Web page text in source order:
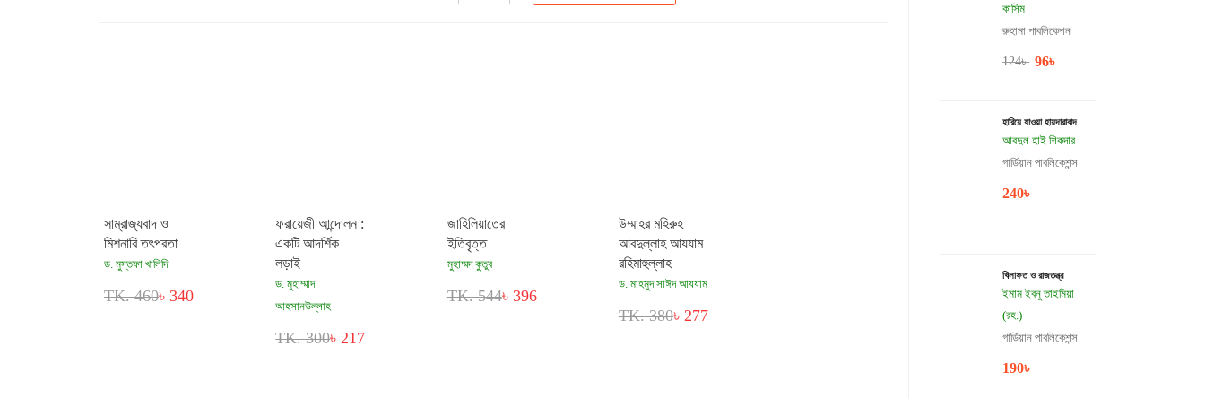
কাসিম
রুহামা পাবলিকেশন
124৳ 96৳
হারিয়ে যাওয়া হায়দারাবাদ
আবদুল হাই শিকদার
গার্ডিয়ান পাবলিকেশন্স
240৳
খিলাফত ও রাজতন্ত্র
ইমাম ইবনু তাইমিয়া
(রহ.)
গার্ডিয়ান পাবলিকেশন্স
190৳
সাম্রাজ্যবাদ ও
মিশনারি তৎপরতা
ড. মুস্তফা খালিদি
TK. 460৳ 340
ফরায়েজী আন্দোলন :
একটি আদর্শিক
লড়াই
ড. মুহাম্মাদ
আহসানউল্লাহ
TK. 300৳ 217
জাহিলিয়াতের
ইতিবৃত্ত
মুহাম্মদ কুতুব
TK. 544৳ 396
উম্মাহর মহিরুহ
আবদুল্লাহ আযযাম
রহিমাহুল্লাহ
ড. মাহমুদ সাঈদ আযযাম
TK. 380৳ 277